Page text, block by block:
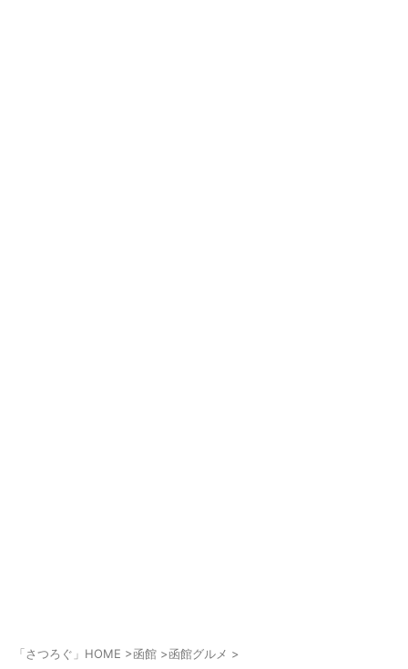
「さつろぐ」HOME >函館 >函館グルメ >